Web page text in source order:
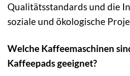
Qualitätsstandards und die
soziale und ökologische
Welche Kaffeemaschinen
Kaffeepads geeignet?